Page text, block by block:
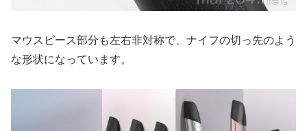
マウスピース部分も左右非対称で、ナイフの切っ先のよう
な形状になっています。